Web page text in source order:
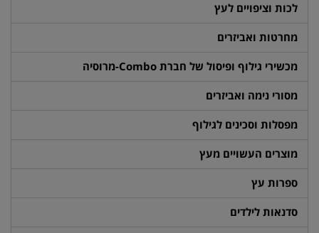
לכות וציפויים לעץ
מחרטות ואביזרים
מכשירי גילוף ופיסול של חברת Combo-מרוסיה
מסורי נימה ואביזרים
מפסלות וסכינים לגילוף
מוצרים העשויים מעץ
ספרות עץ
סדנאות לילדים